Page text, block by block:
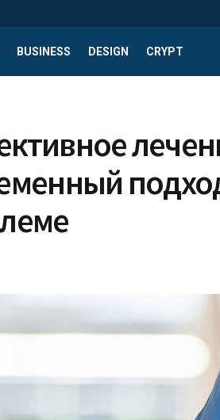
BUSINESS DESIGN CRYPT